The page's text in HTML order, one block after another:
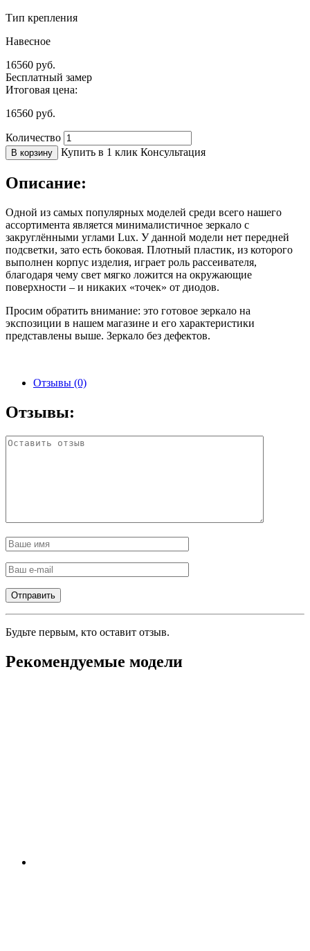
Тип крепления
Навесное
16560 руб.
Бесплатный замер
Итоговая цена:
16560 руб.
Количество
В корзину Купить в 1 клик Консультация
Описание:
Одной из самых популярных моделей среди всего нашего
ассортимента является минималистичное зеркало с
закруглёнными углами Lux. У данной модели нет передней
подсветки, зато есть боковая. Плотный пластик, из которого
выполнен корпус изделия, играет роль рассеивателя,
благодаря чему свет мягко ложится на окружающие
поверхности – и никаких «точек» от диодов.
Просим обратить внимание: это готовое зеркало на
экспозиции в нашем магазине и его характеристики
представлены выше. Зеркало без дефектов.
Отзывы (0)
Отзывы:
Будьте первым, кто оставит отзыв.
Рекомендуемые модели